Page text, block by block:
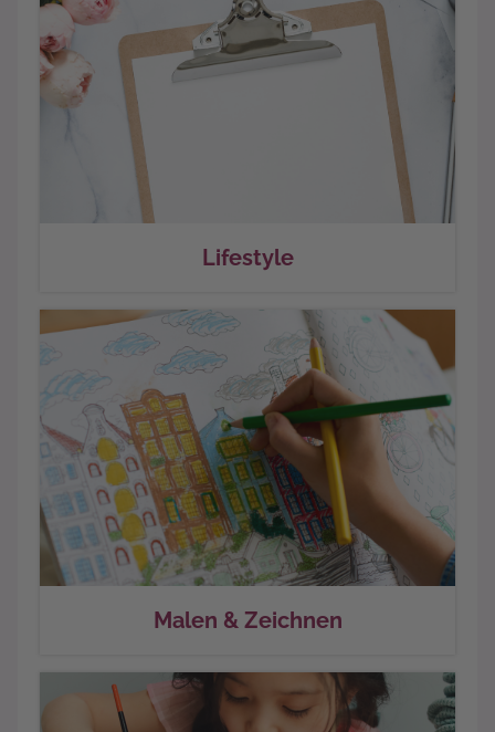
Lifestyle
Malen & Zeichnen